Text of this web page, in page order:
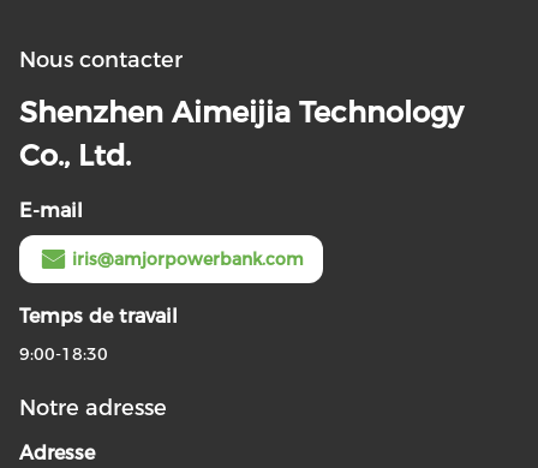
Nous contacter
Shenzhen Aimeijia Technology
Co., Ltd.
E-mail
iris@amjorpowerbank.com
Temps de travail
9:00-18:30
Notre adresse
Adresse